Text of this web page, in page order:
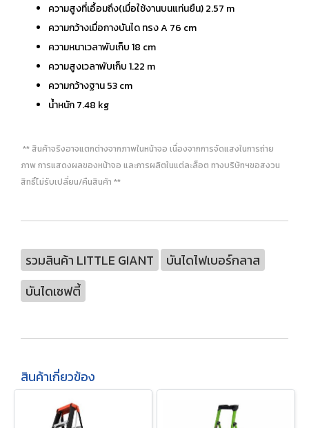
ความสูงที่เอื้อมถึง(เมื่อใช้งานบนแท่นยืน) 2.57 m
ความกว้างเมื่อกางบันได ทรง A 76 cm
ความหนาเวลาพับเก็บ 18 cm
ความสูงเวลาพับเก็บ 1.22 m
ความกว้างฐาน 53 cm
น้ำหนัก 7.48 kg
** สินค้าจริงอาจแตกต่างจากภาพในหน้าจอ เนื่องจากการจัดแสงในการถ่าย
ภาพ การแสดงผลของหน้าจอ และการผลิตในแต่ละล็อต ทางบริษัทฯขอสงวน
สิทธิ์ไม่รับเปลี่ยน/คืนสินค้า **
รวมสินค้า LITTLE GIANT
บันไดไฟเบอร์กลาส
บันไดเซฟตี้
สินค้าเกี่ยวข้อง